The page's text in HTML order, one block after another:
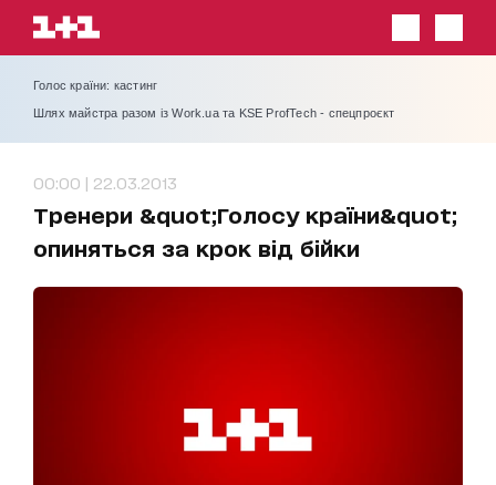
Голос країни: кастинг
Шлях майстра разом із Work.ua та KSE ProfTech - спецпроєкт
00:00 | 22.03.2013
Тренери &quot;Голосу країни&quot;
опиняться за крок від бійки